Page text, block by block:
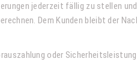
jederzeit fällig zu stellen
Dem Kunden bleibt der
oder Sicherheitsleistung